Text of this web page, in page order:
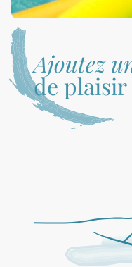
Ajoutez
de plaisir